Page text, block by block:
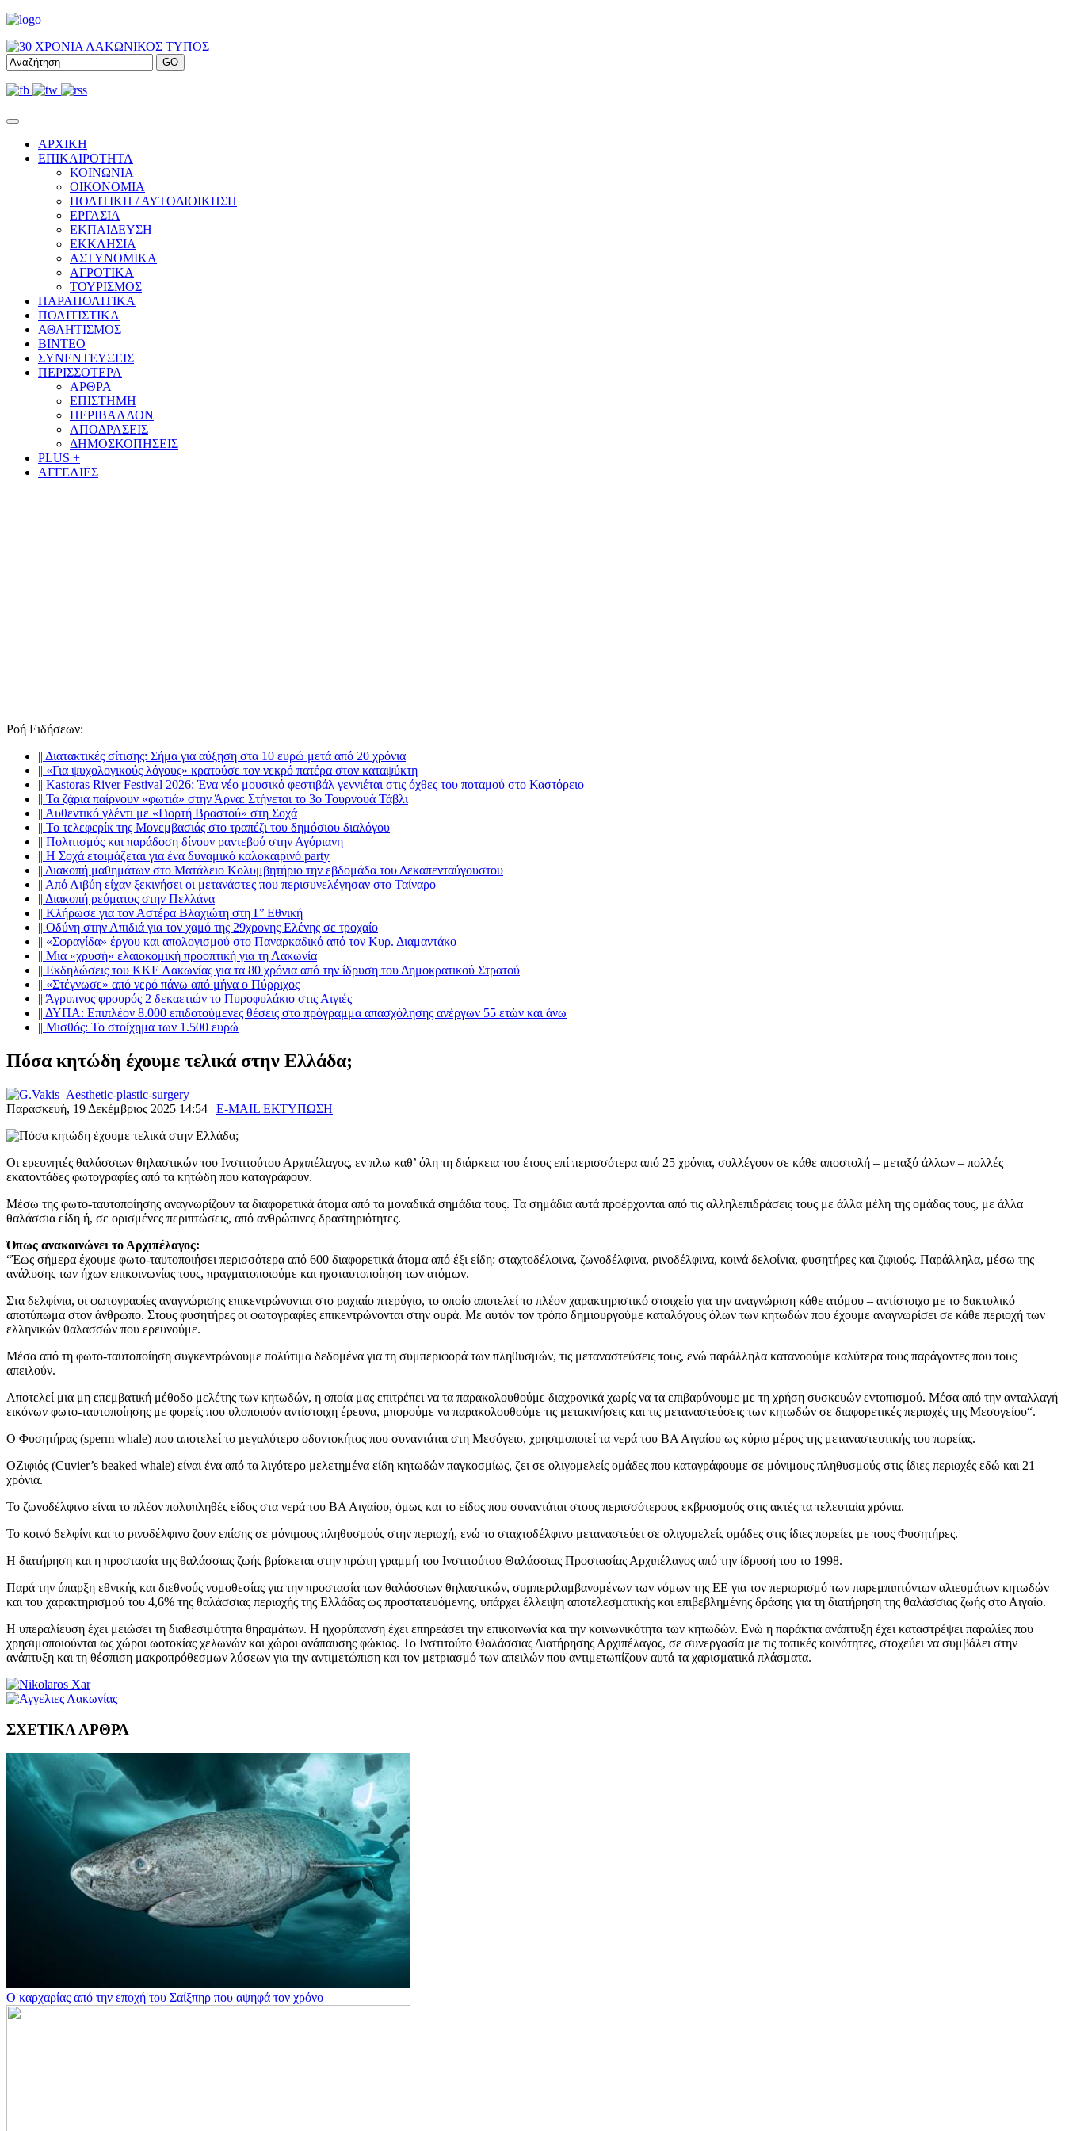
ΑΡΧΙΚΗ
ΕΠΙΚΑΙΡΟΤΗΤΑ
ΚΟΙΝΩΝΙΑ
ΟΙΚΟΝΟΜΙΑ
ΠΟΛΙΤΙΚΗ / ΑΥΤΟΔΙΟΙΚΗΣΗ
ΕΡΓΑΣΙΑ
ΕΚΠΑΙΔΕΥΣΗ
ΕΚΚΛΗΣΙΑ
ΑΣΤΥΝΟΜΙΚΑ
ΑΓΡΟΤΙΚΑ
ΤΟΥΡΙΣΜΟΣ
ΠΑΡΑΠΟΛΙΤΙΚΑ
ΠΟΛΙΤΙΣΤΙΚΑ
ΑΘΛΗΤΙΣΜΟΣ
ΒΙΝΤΕΟ
ΣΥΝΕΝΤΕΥΞΕΙΣ
ΠΕΡΙΣΣΟΤΕΡΑ
ΑΡΘΡΑ
ΕΠΙΣΤΗΜΗ
ΠΕΡΙΒΑΛΛΟΝ
ΑΠΟΔΡΑΣΕΙΣ
ΔΗΜΟΣΚΟΠΗΣΕΙΣ
PLUS +
ΑΓΓΕΛΙΕΣ
Ροή Ειδήσεων:
|| Διατακτικές σίτισης: Σήμα για αύξηση στα 10 ευρώ μετά από 20 χρόνια
|| «Για ψυχολογικούς λόγους» κρατούσε τον νεκρό πατέρα στον καταψύκτη
|| Kastoras River Festival 2026: Ένα νέο μουσικό φεστιβάλ γεννιέται στις όχθες του ποταμού στο Καστόρειο
|| Τα ζάρια παίρνουν «φωτιά» στην Άρνα: Στήνεται το 3ο Τουρνουά Τάβλι
|| Αυθεντικό γλέντι με «Γιορτή Βραστού» στη Σοχά
|| Το τελεφερίκ της Μονεμβασιάς στο τραπέζι του δημόσιου διαλόγου
|| Πολιτισμός και παράδοση δίνουν ραντεβού στην Αγόριανη
|| Η Σοχά ετοιμάζεται για ένα δυναμικό καλοκαιρινό party
|| Διακοπή μαθημάτων στο Ματάλειο Κολυμβητήριο την εβδομάδα του Δεκαπενταύγουστου
|| Από Λιβύη είχαν ξεκινήσει οι μετανάστες που περισυνελέγησαν στο Ταίναρο
|| Διακοπή ρεύματος στην Πελλάνα
|| Κλήρωσε για τον Αστέρα Βλαχιώτη στη Γ’ Εθνική
|| Οδύνη στην Απιδιά για τον χαμό της 29χρονης Ελένης σε τροχαίο
|| «Σφραγίδα» έργου και απολογισμού στο Παναρκαδικό από τον Κυρ. Διαμαντάκο
|| Μια «χρυσή» ελαιοκομική προοπτική για τη Λακωνία
|| Εκδηλώσεις του ΚΚΕ Λακωνίας για τα 80 χρόνια από την ίδρυση του Δημοκρατικού Στρατού
|| «Στέγνωσε» από νερό πάνω από μήνα ο Πύρριχος
|| Άγρυπνος φρουρός 2 δεκαετιών το Πυροφυλάκιο στις Αιγιές
|| ΔΥΠΑ: Επιπλέον 8.000 επιδοτούμενες θέσεις στο πρόγραμμα απασχόλησης ανέργων 55 ετών και άνω
|| Μισθός: Το στοίχημα των 1.500 ευρώ
Πόσα κητώδη έχουμε τελικά στην Ελλάδα;
Παρασκευή, 19 Δεκέμβριος 2025 14:54 | E-MAIL ΕΚΤΥΠΩΣΗ
Οι ερευνητές θαλάσσιων θηλαστικών του Ινστιτούτου Αρχιπέλαγος, εν πλω καθ’ όλη τη διάρκεια του έτους επί περισσότερα από 25 χρόνια, συλλέγουν σε κάθε αποστολή – μεταξύ άλλων – πολλές
εκατοντάδες φωτογραφίες από τα κητώδη που καταγράφουν.
Μέσω της φωτο-ταυτοποίησης αναγνωρίζουν τα διαφορετικά άτομα από τα μοναδικά σημάδια τους. Τα σημάδια αυτά προέρχονται από τις αλληλεπιδράσεις τους με άλλα μέλη της ομάδας τους, με άλλα
θαλάσσια είδη ή, σε ορισμένες περιπτώσεις, από ανθρώπινες δραστηριότητες.
Όπως ανακοινώνει το Αρχιπέλαγος:
“Έως σήμερα έχουμε φωτο-ταυτοποιήσει περισσότερα από 600 διαφορετικά άτομα από έξι είδη: σταχτοδέλφινα, ζωνοδέλφινα, ρινοδέλφινα, κοινά δελφίνια, φυσητήρες και ζιφιούς. Παράλληλα, μέσω της
ανάλυσης των ήχων επικοινωνίας τους, πραγματοποιούμε και ηχοταυτοποίηση των ατόμων.
Στα δελφίνια, οι φωτογραφίες αναγνώρισης επικεντρώνονται στο ραχιαίο πτερύγιο, το οποίο αποτελεί το πλέον χαρακτηριστικό στοιχείο για την αναγνώριση κάθε ατόμου – αντίστοιχο με το δακτυλικό
αποτύπωμα στον άνθρωπο. Στους φυσητήρες οι φωτογραφίες επικεντρώνονται στην ουρά. Με αυτόν τον τρόπο δημιουργούμε καταλόγους όλων των κητωδών που έχουμε αναγνωρίσει σε κάθε περιοχή των
ελληνικών θαλασσών που ερευνούμε.
Μέσα από τη φωτο-ταυτοποίηση συγκεντρώνουμε πολύτιμα δεδομένα για τη συμπεριφορά των πληθυσμών, τις μεταναστεύσεις τους, ενώ παράλληλα κατανοούμε καλύτερα τους παράγοντες που τους
απειλούν.
Αποτελεί μια μη επεμβατική μέθοδο μελέτης των κητωδών, η οποία μας επιτρέπει να τα παρακολουθούμε διαχρονικά χωρίς να τα επιβαρύνουμε με τη χρήση συσκευών εντοπισμού. Μέσα από την ανταλλαγή
εικόνων φωτο-ταυτοποίησης με φορείς που υλοποιούν αντίστοιχη έρευνα, μπορούμε να παρακολουθούμε τις μετακινήσεις και τις μεταναστεύσεις των κητωδών σε διαφορετικές περιοχές της Μεσογείου“.
Ο Φυσητήρας (sperm whale) που αποτελεί το μεγαλύτερο οδοντοκήτος που συναντάται στη Μεσόγειο, χρησιμοποιεί τα νερά του ΒΑ Αιγαίου ως κύριο μέρος της μεταναστευτικής του πορείας.
ΟΖιφιός (Cuvier’s beaked whale) είναι ένα από τα λιγότερο μελετημένα είδη κητωδών παγκοσμίως, ζει σε ολιγομελείς ομάδες που καταγράφουμε σε μόνιμους πληθυσμούς στις ίδιες περιοχές εδώ και 21
χρόνια.
Το ζωνοδέλφινο είναι το πλέον πολυπληθές είδος στα νερά του ΒΑ Αιγαίου, όμως και το είδος που συναντάται στους περισσότερους εκβρασμούς στις ακτές τα τελευταία χρόνια.
Το κοινό δελφίνι και το ρινοδέλφινο ζουν επίσης σε μόνιμους πληθυσμούς στην περιοχή, ενώ το σταχτοδέλφινο μεταναστεύει σε ολιγομελείς ομάδες στις ίδιες πορείες με τους Φυσητήρες.
Η διατήρηση και η προστασία της θαλάσσιας ζωής βρίσκεται στην πρώτη γραμμή του Ινστιτούτου Θαλάσσιας Προστασίας Αρχιπέλαγος από την ίδρυσή του το 1998.
Παρά την ύπαρξη εθνικής και διεθνούς νομοθεσίας για την προστασία των θαλάσσιων θηλαστικών, συμπεριλαμβανομένων των νόμων της ΕΕ για τον περιορισμό των παρεμπιπτόντων αλιευμάτων κητωδών
και του χαρακτηρισμού του 4,6% της θαλάσσιας περιοχής της Ελλάδας ως προστατευόμενης, υπάρχει έλλειψη αποτελεσματικής και επιβεβλημένης δράσης για τη διατήρηση της θαλάσσιας ζωής στο Αιγαίο.
Η υπεραλίευση έχει μειώσει τη διαθεσιμότητα θηραμάτων. Η ηχορύπανση έχει επηρεάσει την επικοινωνία και την κοινωνικότητα των κητωδών. Ενώ η παράκτια ανάπτυξη έχει καταστρέψει παραλίες που
χρησιμοποιούνται ως χώροι ωοτοκίας χελωνών και χώροι ανάπαυσης φώκιας. Το Ινστιτούτο Θαλάσσιας Διατήρησης Αρχιπέλαγος, σε συνεργασία με τις τοπικές κοινότητες, στοχεύει να συμβάλει στην
ανάπτυξη και τη θέσπιση μακροπρόθεσμων λύσεων για την αντιμετώπιση και τον μετριασμό των απειλών που αντιμετωπίζουν αυτά τα χαρισματικά πλάσματα.
ΣΧΕΤΙΚΑ ΑΡΘΡΑ
Ο καρχαρίας από την εποχή του Σαίξπηρ που αψηφά τον χρόνο